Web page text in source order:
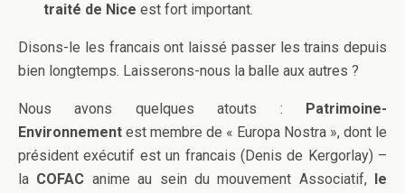
traité de Nice est fort important.
Disons-le les francais ont laissé passer les trains depuis
bien longtemps. Laisserons-nous la balle aux autres ?
Nous avons quelques atouts :
Patrimoine-
Environnement est membre de « Europa Nostra », dont le
président exécutif est un francais (Denis de Kergorlay) –
la COFAC anime au sein du mouvement Associatif,
le